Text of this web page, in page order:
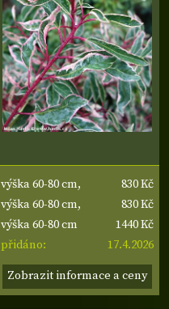
výška 60-80 cm,
šířka 30-40 cm
830 Kč
výška 60-80 cm,
šířka 30-40 cm
830 Kč
výška 60-80 cm
1440 Kč
přidáno:
17.4.2026
Zobrazit informace a ceny